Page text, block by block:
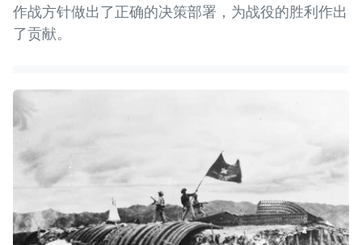
作战方针做出了正确的决策部署，为战役的胜利作出
了贡献。